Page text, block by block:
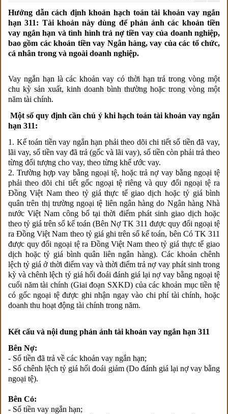
Hướng dẫn cách định khoản hạch toán tài khoản vay ngắn
hạn 311: Tài khoản này dùng để phản ánh các khoản tiền
vay ngắn hạn và tình hình trả nợ tiền vay của doanh nghiệp,
bao gồm các khoản tiền vay Ngân hàng, vay của các tổ chức,
cá nhân trong và ngoài doanh nghiệp.
Vay ngắn hạn là các khoản vay có thời hạn trả trong vòng một
chu kỳ sản xuất, kinh doanh bình thường hoặc trong vòng một
năm tài chính.
Một số quy định cần chú ý khi hạch toán tài khoản vay ngắn
hạn 311:
1. Kế toán tiền vay ngắn hạn phải theo dõi chi tiết số tiền đã vay,
lãi vay, số tiền vay đã trả (gốc và lãi vay), số tiền còn phải trả theo
từng đối tượng cho vay, theo từng khế ước vay.
2. Trường hợp vay bằng ngoại tệ, hoặc trả nợ vay bằng ngoại tệ
phải theo dõi chi tiết gốc ngoại tệ riêng và quy đổi ngoại tệ ra
Đồng Việt Nam theo tỷ giá thực tế giao dịch hoặc tỷ giá bình
quân trên thị trường ngoại tệ liên ngân hàng do Ngân hàng Nhà
nước Việt Nam công bố tại thời điểm phát sinh giao dịch hoặc
theo tỷ giá trên sổ kế toán (Bên Nợ TK 311 được quy đổi ngoại tệ
ra Đồng Việt Nam theo tỷ giá ghi trên sổ kế toán, bên Có TK 311
được quy đổi ngoại tệ ra Đồng Việt Nam theo tỷ giá thực tế giao
dịch hoặc tỷ giá bình quân liên ngân hàng). Các khoản chênh
lệch tỷ giá ở thời điểm vay và thời điểm trả nợ vay phát sinh trong
kỳ và chênh lệch tỷ giá hối đoái đánh giá lại nợ vay bằng ngoại tệ
cuối năm tài chính (Giai đoạn SXKD) của các khoản mục tiền tệ
có gốc ngoại tệ được ghi nhận ngay vào chi phí tài chính, hoặc
doanh thu hoạt động tài chính trong năm.
Kết cấu và nội dung phản ánh tài khoản vay ngắn hạn 311
Bên Nợ:
- Số tiền đã trả về các khoản vay ngắn hạn;
- Số chênh lệch tỷ giá hối đoái giảm (Do đánh giá lại nợ vay bằng
ngoại tệ).
Bên Có:
- Số tiền vay ngắn hạn;